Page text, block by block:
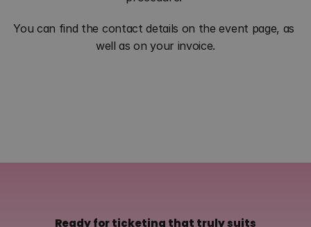
You can find the contact details on the event page, as
well as on your invoice.
Contact us
Ready for ticketing that truly suits